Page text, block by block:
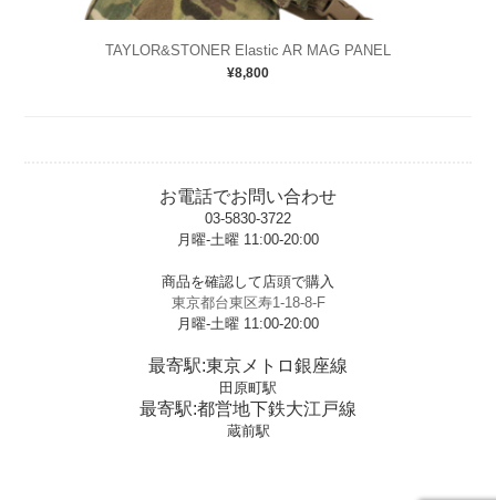
TAYLOR&STONER Elastic AR MAG PANEL
¥8,800
お電話でお問い合わせ
03-5830-3722
月曜-土曜 11:00-20:00
商品を確認して店頭で購入
東京都台東区寿1-18-8-F
月曜-土曜 11:00-20:00
最寄駅:東京メトロ銀座線
田原町駅
最寄駅:都営地下鉄大江戸線
蔵前駅